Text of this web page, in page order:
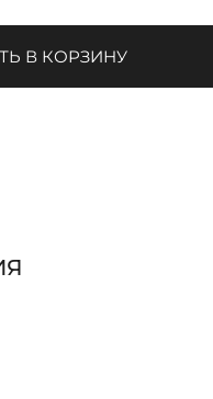
В КОРЗИНУ